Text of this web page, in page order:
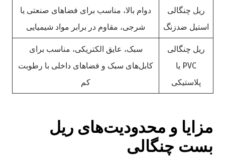
ریل چنگالی
استیل ضدزنگ
دوام بالا، مناسب برای فضاهای صنعتی یا
شرجی، مقاوم در برابر مواد شیمیایی
ریل چنگالی
PVC یا
پلاستیکی
سبک، عایق الکتریکی، مناسب برای
کابل‌های سبک و فضاهای داخلی با رطوبت
کم
مزایا و محدودیت‌های ریل
بست چنگالی